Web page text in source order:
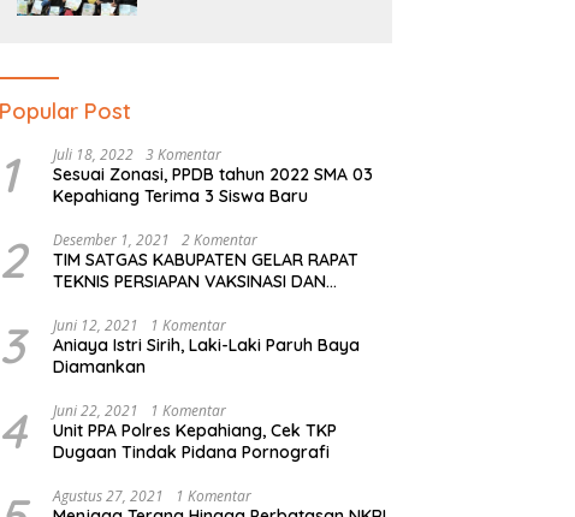
Popular Post
1 Juli 18, 2022 3 Komentar
Sesuai Zonasi, PPDB tahun 2022 SMA 03
Kepahiang Terima 3 Siswa Baru
2 Desember 1, 2021 2 Komentar
TIM SATGAS KABUPATEN GELAR RAPAT
TEKNIS PERSIAPAN VAKSINASI DAN
3 Juni 12, 2021 1 Komentar
Aniaya Istri Sirih, Laki-Laki Paruh Baya
Diamankan
4 Juni 22, 2021 1 Komentar
Unit PPA Polres Kepahiang, Cek TKP
Dugaan Tindak Pidana Pornografi
Agustus 27, 2021 1 Komentar